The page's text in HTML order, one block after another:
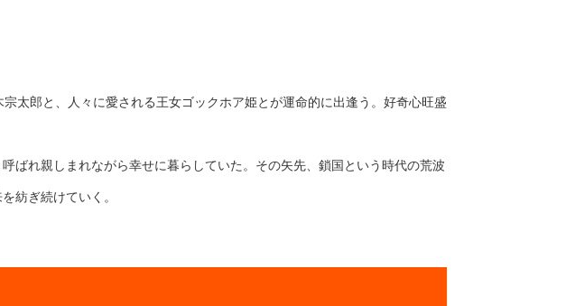
太郎と、人々に愛される王女ゴックホア姫とが運命的に出逢う。好奇心旺盛
ばれ親しまれながら幸せに暮らしていた。その矢先、鎖国という時代の荒波
紡ぎ続けていく。